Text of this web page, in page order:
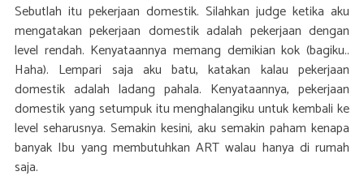
Sebutlah itu pekerjaan domestik. Silahkan judge ketika aku
mengatakan pekerjaan domestik adalah pekerjaan dengan
level rendah. Kenyataannya memang demikian kok (bagiku..
Haha). Lempari saja aku batu, katakan kalau pekerjaan
domestik adalah ladang pahala. Kenyataannya, pekerjaan
domestik yang setumpuk itu menghalangiku untuk kembali ke
level seharusnya. Semakin kesini, aku semakin paham kenapa
banyak Ibu yang membutuhkan ART walau hanya di rumah
saja.